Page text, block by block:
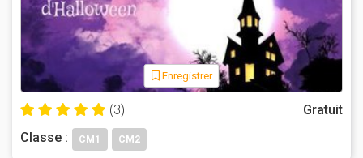
Enregistrer
(3)
Gratuit
Classe :
CM1 CM2